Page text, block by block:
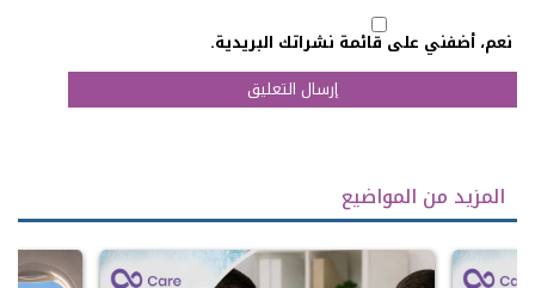
نعم، أضفني على قائمة نشراتك البريدية.
المزيد من المواضيع